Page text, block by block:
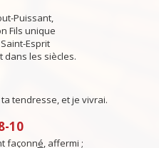
Puissant,
Fils unique
Esprit
dans les siècles.
tendresse, et je vivrai.
10
façonné, affermi ;